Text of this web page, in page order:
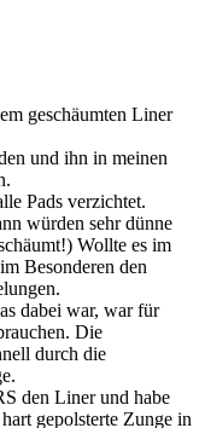
geschäumten Liner
und ihn in meinen
Pads verzichtet.
würden sehr dünne
Wollte es im
Besonderen den
dabei war, war für
Die
durch die
den Liner und habe
gepolsterte Zunge in